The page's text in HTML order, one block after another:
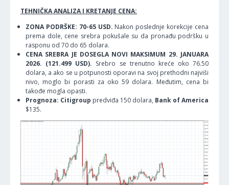
TEHNIČKA ANALIZA I KRETANJE CENA:
ZONA PODRŠKE: 70-65 USD. Nakon poslednje korekcije cena
prema dole, cene srebra pokušale su da pronađu podršku u
rasponu od 70 do 65 dolara.
CENA SREBRA JE DOSEGLA NOVI MAKSIMUM 29. JANUARA
2026. (121.499 USD). Srebro se trenutno kreće oko 76.50
dolara, a ako se u potpunosti oporavi na svoj prethodni najviši
nivo, moglo bi porasti za oko 59 dolara. Međutim, cena bi
takođe mogla opasti.
Prognoza: Citigroup predviđa 150 dolara, Bank of America
$135.